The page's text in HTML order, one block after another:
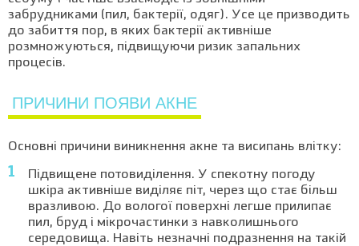
забрудниками (пил, бактерії, одяг). Усе це призводить
до забиття пор, в яких бактерії активніше
розмножуються, підвищуючи ризик запальних
процесів.
ПРИЧИНИ ПОЯВИ АКНЕ
Основні причини виникнення акне та висипань влітку:
Підвищене потовиділення. У спекотну погоду
шкіра активніше виділяє піт, через що стає більш
вразливою. До вологої поверхні легше прилипає
пил, бруд і мікрочастинки з навколишнього
середовища. Навіть незначні подразнення на такій